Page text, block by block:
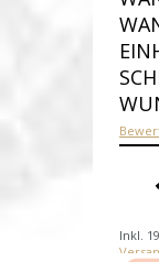
Inkl.